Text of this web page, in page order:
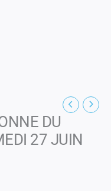
DU
27 JUIN